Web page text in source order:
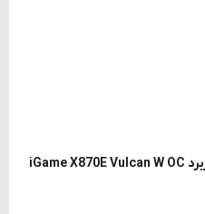
رم DDR5 ساخت CXMT روی مادربرد iGame X870E Vulcan W OC